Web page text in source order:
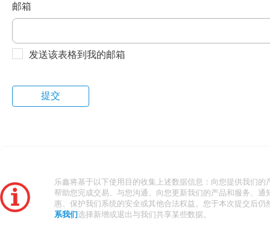
邮箱
发送该表格到我的邮箱
乐鑫将基于以下使用目的收集上述数据信息：向您提供我们的
帮助您完成交易、与您沟通、向您更新我们的产品和服务、通
惠、保护我们系统的安全或其他合法权益。您于本次提交后仍
系我们 选择新增或退出与我们共享某些数据。